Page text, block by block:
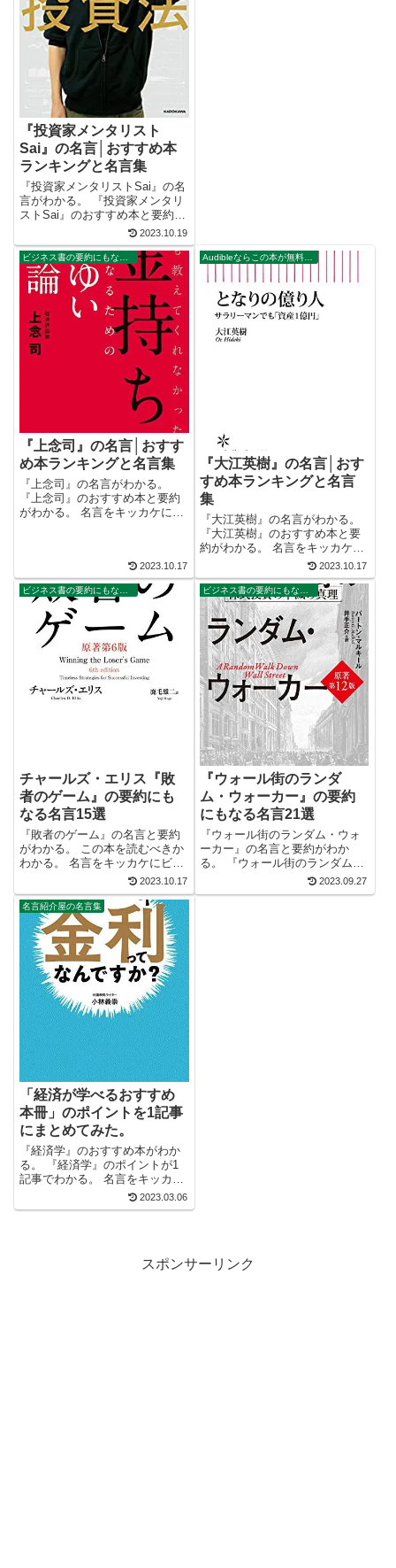
『投資家メンタリスト
Sai』の名言│おすすめ本
ランキングと名言集
『投資家メンタリストSai』の名
言がわかる。 『投資家メンタリ
ストSai』のおすすめ本と要約が
わかる。 名言をキッカケにビジ
ネス書が読みたくなる。 2万以
上の名言を集め、読みたい本が
見つかる名言集ブログでお馴染
みの、名言紹介屋の凡夫です。
2023.10.19
『上念司』の名言│おすす
め本ランキングと名言集
『上念司』の名言がわかる。
『上念司』のおすすめ本と要約
がわかる。 名言をキッカケにビ
染みの、名言紹介屋の凡夫で
す。 この記事は、『上念司』の
おすすめ本を...
2023.10.17
『大江英樹』の名言│おす
すめ本ランキングと名言
集
『大江英樹』の名言がわかる。
『大江英樹』のおすすめ本と要
約がわかる。 名言をキッカケに
ビジネス書が読みたくなる。 2
万以上の名言を集め、読みたい
本が見つかる名言集ブログでお
馴染みの、名言紹介屋の凡夫で
す。 この記事は、『大江英樹』
のおすす...
2023.10.17
ビジネス書の要約にもなる名言集
チャールズ・エリス『敗
者のゲーム』の要約にも
なる名言15選
『敗者のゲーム』の名言と要約
がわかる。 この本を読むべきか
わかる。 名言をキッカケにビジ
ネス書が読みたくなる。 2万以
見つかる名言集ブログでお馴染
みの、名言紹介屋の凡夫です。
この記事は、チャールズ・エリ
スのビジ...
2023.10.17
ビジネス書の要約にもなる名言集
『ウォール街のランダ
ム・ウォーカー』の要約
にもなる名言21選
『ウォール街のランダム・ウォ
ーカー』の名言と要約がわか
る。 『ウォール街のランダム・
ウォーカー』が読むべきかわか
る。 名言をキッカケにビジネス
2023.09.27
名言紹介屋の名言集
「経済が学べるおすすめ
本冊」のポイントを1記事
にまとめてみた。
『経済学』のおすすめ本がわか
る。 『経済学』のポイントが1
記事でわかる。 名言をキッカケ
にビジネス書が読みたくなる。
2万以上の名言を集めた、 名言
2023.03.06
スポンサーリンク